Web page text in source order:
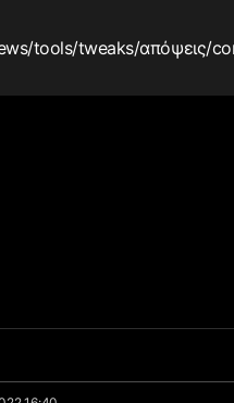
/tools/tweaks/απόψεις/